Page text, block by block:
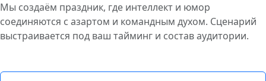
Мы создаём праздник, где интеллект и юмор
соединяются с азартом и командным духом. Сценарий
выстраивается под ваш тайминг и состав аудитории.